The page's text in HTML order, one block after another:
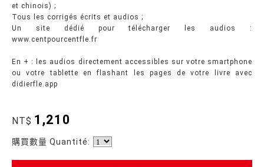
et chinois) ;
Tous les corrigés écrits et audios ;
Un site dédié pour télécharger les audios :
www.centpourcentfle.fr
En + : les audios directement accessibles sur votre smartphone
ou votre tablette en flashant les pages de votre livre avec
didierfle.app
NT$ 1,210
購買數量 Quantité: